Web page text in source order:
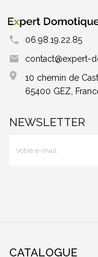
06.98.19.22.85
contact@expert-
10 chemin de
65400 GEZ,
NEWSLETTER
CATALOGUE